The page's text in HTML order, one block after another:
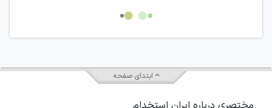
امکان هماهنگی برای هرگونه ملاقات حضوری چه به صورت دسته
ابتدای صفحه